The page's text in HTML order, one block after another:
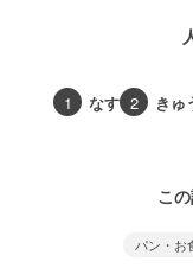
1 なす 2 きゅ
こ
パン・お